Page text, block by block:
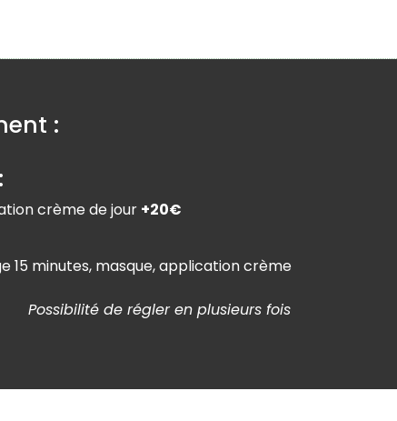
:
crème de jour +20€
15 minutes, masque, application crème
Possibilité de régler en plusieurs fois